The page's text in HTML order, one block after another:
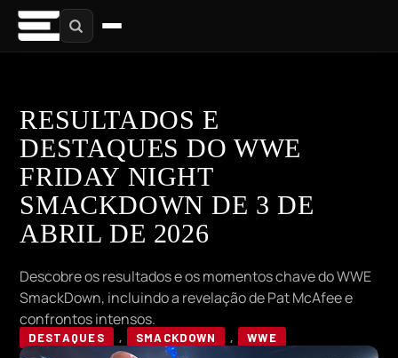
RESULTADOS E
DESTAQUES DO WWE
FRIDAY NIGHT
SMACKDOWN DE 3 DE
ABRIL DE 2026
Descobre os resultados e os momentos chave do WWE
SmackDown, incluindo a revelação de Pat McAfee e
confrontos intensos.
DESTAQUES , SMACKDOWN , WWE